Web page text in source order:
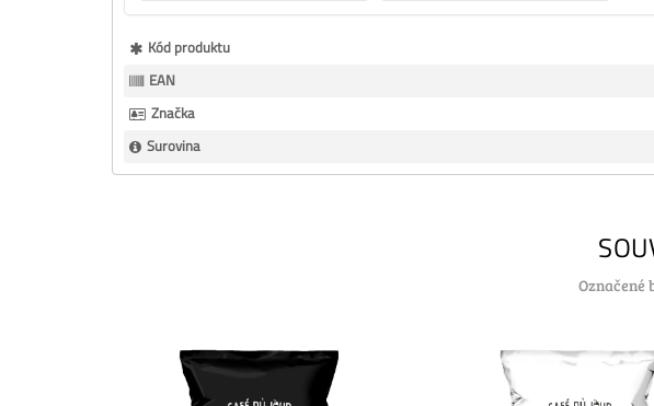
Více
informací
Kód produktu
EAN
Značka
Surovina
Označené